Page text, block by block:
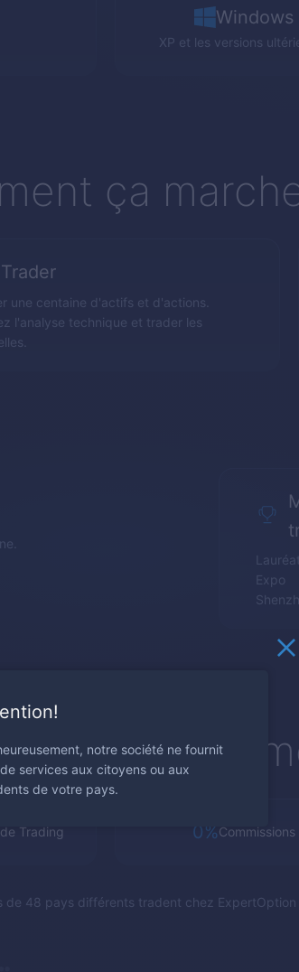
Windows
XP et les versions
ça
Trader
une centaine d'actifs et d'actions.
l'analyse technique et trader les
Expo
de trading
Trading 0%Commissions
de 48 pays différents tradent chez ExpertOption
notre société ne fournit
services aux citoyens ou aux
de votre pays.